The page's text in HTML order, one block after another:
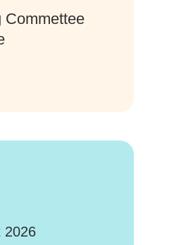
Commettee
2026